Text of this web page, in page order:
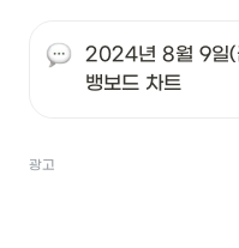
2024년 8월 9일(
뱅보드 차트
광고